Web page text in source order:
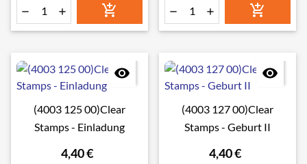
     

(4003 125 00)Clear
Stamps - Einladung
4,40 €

(4003 127 00)Clear
Stamps - Geburt II
4,40 €